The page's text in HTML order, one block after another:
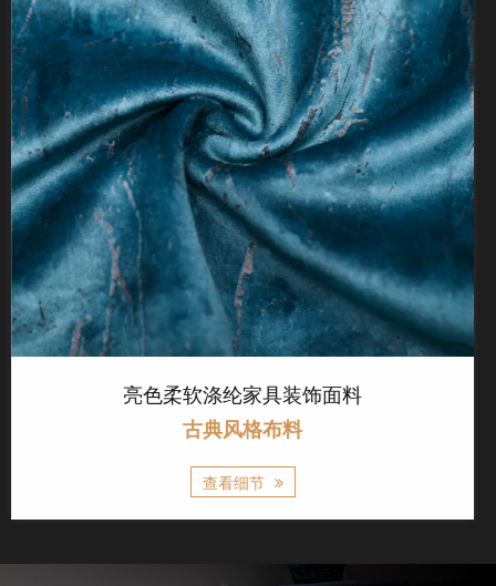
3D立体家具装饰面料
古典风格布料